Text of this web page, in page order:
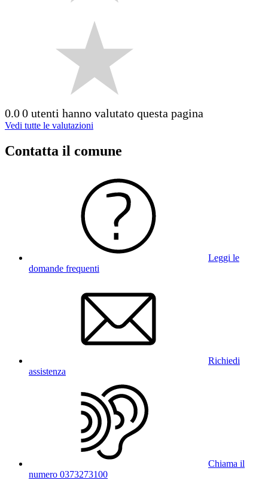
0.00 utenti hanno valutato questa pagina
Vedi tutte le valutazioni
Contatta il comune
Leggi le
domande frequenti
Richiedi
assistenza
Chiama il
numero 0373273100